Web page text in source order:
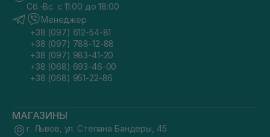
Сб.-Вс. с 11:00 до 18:00
Менеджер
+38 (097) 612-54-81
+38 (097) 788-12-88
+38 (097) 983-41-20
+38 (068) 693-46-00
+38 (068) 951-22-86
МАГАЗИНЫ
г. Львов, ул. Степана Бандеры, 45